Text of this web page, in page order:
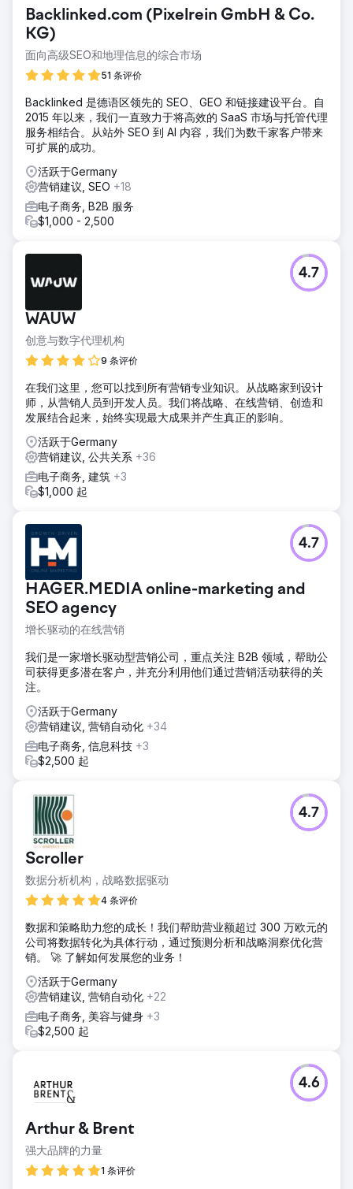
Backlinked.com (Pixelrein GmbH & Co.
KG)
面向高级SEO和地理信息的综合市场
51 条评价
Backlinked 是德语区领先的 SEO、GEO 和链接建设平台。自
2015 年以来，我们一直致力于将高效的 SaaS 市场与托管代理
服务相结合。从站外 SEO 到 AI 内容，我们为数千家客户带来
可扩展的成功。
活跃于Germany
营销建议, SEO +18
电子商务, B2B 服务
$1,000 - 2,500
WAUW
创意与数字代理机构
9 条评价
4.7
在我们这里，您可以找到所有营销专业知识。从战略家到设计
师，从营销人员到开发人员。我们将战略、在线营销、创造和
发展结合起来，始终实现最大成果并产生真正的影响。
活跃于Germany
营销建议, 公共关系 +36
电子商务, 建筑 +3
$1,000 起
HAGER.MEDIA online-marketing and
SEO agency
增长驱动的在线营销
4.7
我们是一家增长驱动型营销公司，重点关注 B2B 领域，帮助公
司获得更多潜在客户，并充分利用他们通过营销活动获得的关
注。
活跃于Germany
营销建议, 营销自动化 +34
电子商务, 信息科技 +3
$2,500 起
Scroller
数据分析机构，战略数据驱动
4 条评价
4.7
数据和策略助力您的成长！我们帮助营业额超过 300 万欧元的
公司将数据转化为具体行动，通过预测分析和战略洞察优化营
销。 🚀 了解如何发展您的业务！
活跃于Germany
营销建议, 营销自动化 +22
电子商务, 美容与健身 +3
$2,500 起
Arthur & Brent
强大品牌的力量
1 条评价
4.6